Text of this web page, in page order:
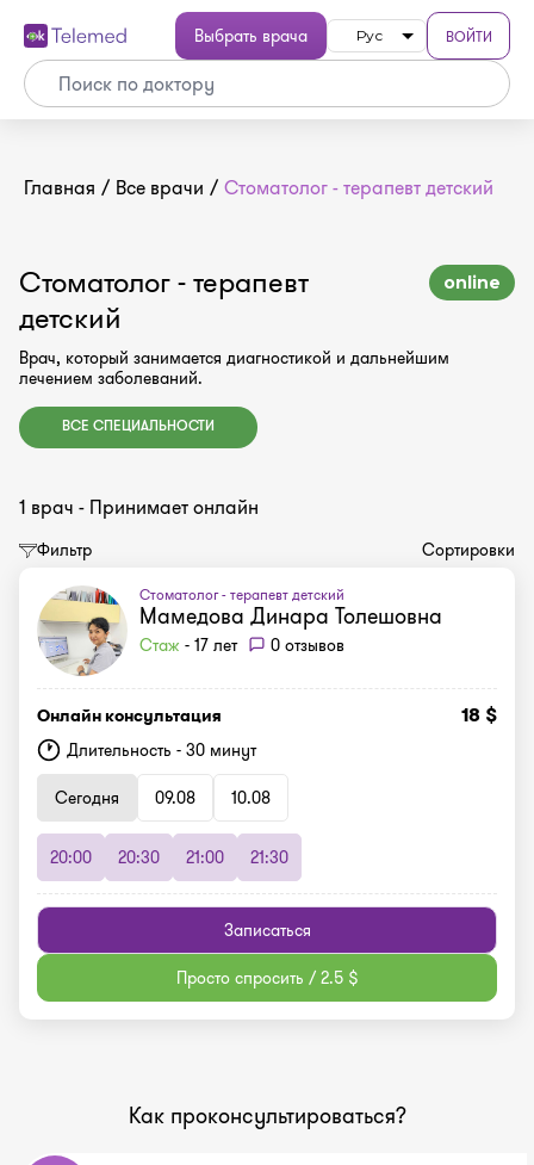
Выбрать врача Рус ВОЙТИ
Главная / Все врачи / Стоматолог - терапевт детский
Стоматолог - терапевт
детский
online
Врач, который занимается диагностикой и дальнейшим
лечением заболеваний.
ВСЕ СПЕЦИАЛЬНОСТИ
1 врач - Принимает онлайн
Фильтр Сортировки
Стоматолог - терапевт детский
Мамедова Динара Толешовна
Стаж - 17 лет 0 отзывов
Онлайн консультация 18 $
Длительность - 30 минут
Сегодня
09.08 10.08
20:00 20:30 21:00 21:30
Записаться
Просто спросить / 2.5 $
Как проконсультироваться?